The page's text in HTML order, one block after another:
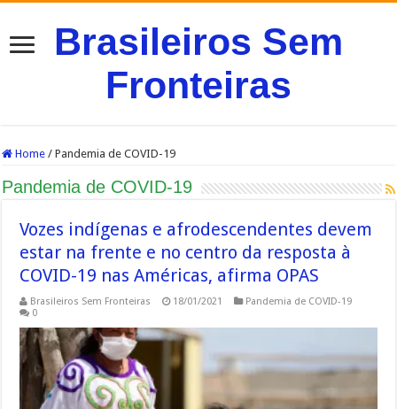
Brasileiros Sem
Fronteiras
Home / Pandemia de COVID-19
Pandemia de COVID-19
Vozes indígenas e afrodescendentes devem
estar na frente e no centro da resposta à
COVID-19 nas Américas, afirma OPAS
Brasileiros Sem Fronteiras 18/01/2021
Pandemia de COVID-19
0